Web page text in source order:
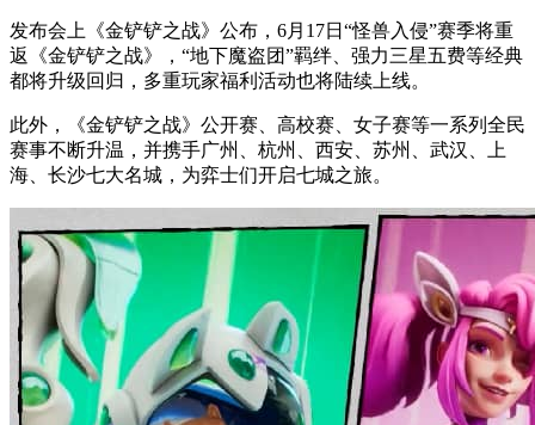
发布会上《金铲铲之战》公布，6月17日“怪兽入侵”赛季将重
返《金铲铲之战》，“地下魔盗团”羁绊、强力三星五费等经典
都将升级回归，多重玩家福利活动也将陆续上线。
此外，《金铲铲之战》公开赛、高校赛、女子赛等一系列全民
赛事不断升温，并携手广州、杭州、西安、苏州、武汉、上
海、长沙七大名城，为弈士们开启七城之旅。